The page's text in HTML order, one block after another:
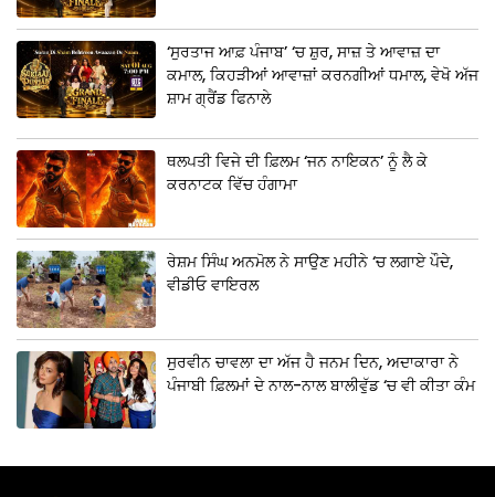
‘ਸੁਰਤਾਜ ਆਫ਼ ਪੰਜਾਬ’ ‘ਚ ਸ਼ੁਰ, ਸਾਜ਼ ਤੇ ਆਵਾਜ਼ ਦਾ
ਕਮਾਲ, ਕਿਹੜੀਆਂ ਆਵਾਜ਼ਾਂ ਕਰਨਗੀਆਂ ਧਮਾਲ, ਵੇਖੋ ਅੱਜ
ਸ਼ਾਮ ਗ੍ਰੈਂਡ ਫਿਨਾਲੇ
ਥਲਪਤੀ ਵਿਜੇ ਦੀ ਫ਼ਿਲਮ ‘ਜਨ ਨਾਇਕਨ’ ਨੂੰ ਲੈ ਕੇ
ਕਰਨਾਟਕ ਵਿੱਚ ਹੰਗਾਮਾ
ਰੇਸ਼ਮ ਸਿੰਘ ਅਨਮੋਲ ਨੇ ਸਾਉਣ ਮਹੀਨੇ ‘ਚ ਲਗਾਏ ਪੌਦੇ,
ਵੀਡੀਓ ਵਾਇਰਲ
ਸੁਰਵੀਨ ਚਾਵਲਾ ਦਾ ਅੱਜ ਹੈ ਜਨਮ ਦਿਨ, ਅਦਾਕਾਰਾ ਨੇ
ਪੰਜਾਬੀ ਫ਼ਿਲਮਾਂ ਦੇ ਨਾਲ-ਨਾਲ ਬਾਲੀਵੁੱਡ ‘ਚ ਵੀ ਕੀਤਾ ਕੰਮ